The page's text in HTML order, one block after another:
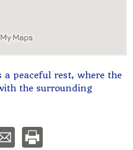
peaceful rest, where the
the surrounding